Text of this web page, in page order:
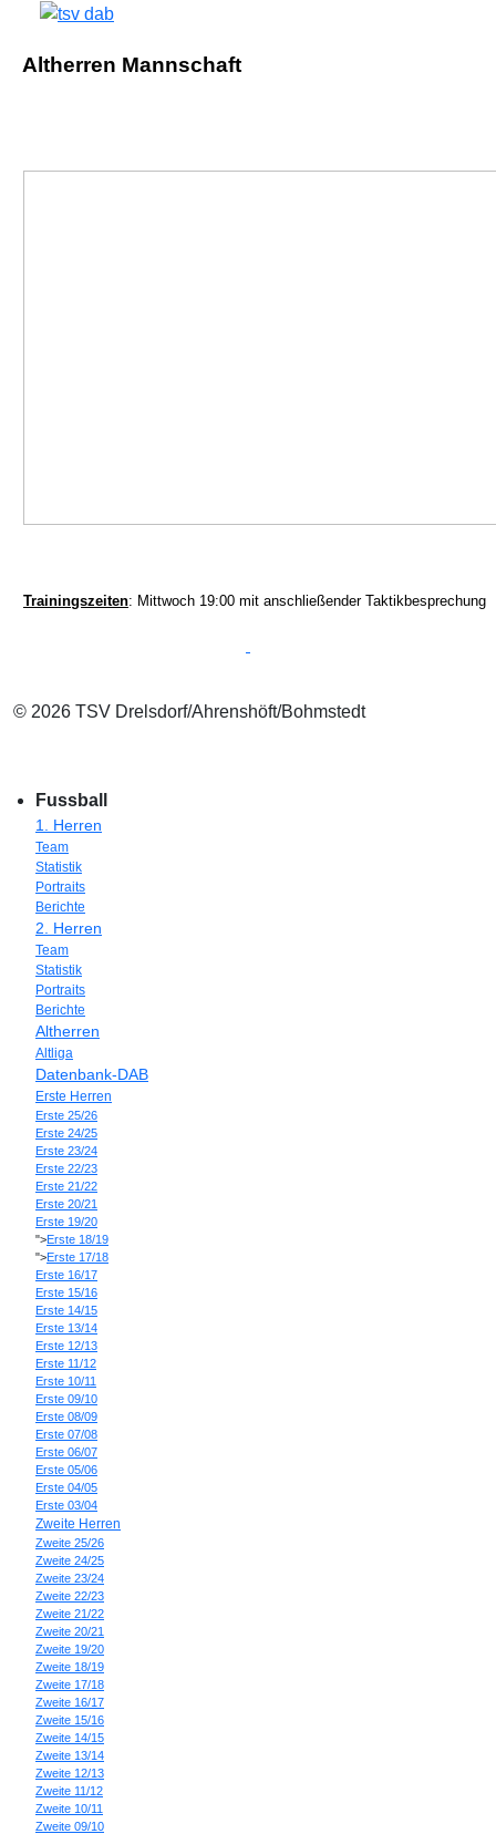
Altherren Mannschaft
Trainingszeiten: Mittwoch 19:00 mit anschließender Taktikbesprechung
© 2026 TSV Drelsdorf/Ahrenshöft/Bohmstedt
Fussball
1. Herren
Team
Statistik
Portraits
Berichte
2. Herren
Team
Statistik
Portraits
Berichte
Altherren
Altliga
Datenbank-DAB
Erste Herren
Erste 25/26
Erste 24/25
Erste 23/24
Erste 22/23
Erste 21/22
Erste 20/21
Erste 19/20
">Erste 18/19
">Erste 17/18
Erste 16/17
Erste 15/16
Erste 14/15
Erste 13/14
Erste 12/13
Erste 11/12
Erste 10/11
Erste 09/10
Erste 08/09
Erste 07/08
Erste 06/07
Erste 05/06
Erste 04/05
Erste 03/04
Zweite Herren
Zweite 25/26
Zweite 24/25
Zweite 23/24
Zweite 22/23
Zweite 21/22
Zweite 20/21
Zweite 19/20
Zweite 18/19
Zweite 17/18
Zweite 16/17
Zweite 15/16
Zweite 14/15
Zweite 13/14
Zweite 12/13
Zweite 11/12
Zweite 10/11
Zweite 09/10